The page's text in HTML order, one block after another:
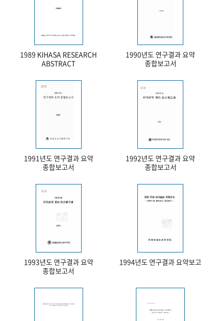
1989 KIHASA RESEARCH
ABSTRACT
1990년도 연구결과 요약
종합보고서
1991년도 연구결과 요약
종합보고서
1992년도 연구결과 요약
종합보고서
1993년도 연구결과 요약
종합보고서
1994년도 연구결과 요약보고